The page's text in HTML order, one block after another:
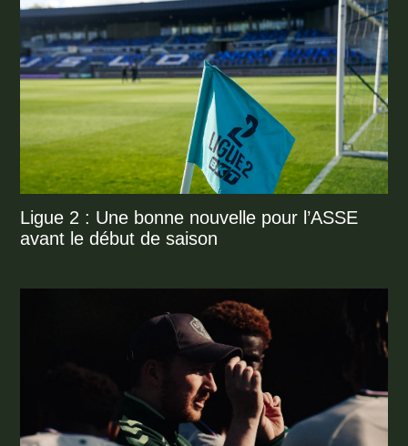
Ligue 2 : Une bonne nouvelle pour l’ASSE
avant le début de saison